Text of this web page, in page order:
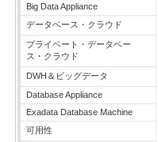
Big Data Appliance
データベース・クラウド
プライベート・データベー
ス・クラウド
DWH＆ビッグデータ
Database Appliance
Exadata Database Machine
可用性